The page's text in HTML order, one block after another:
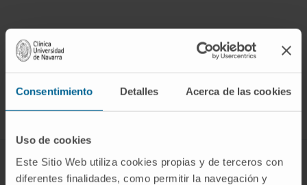
Consentimiento Detalles Acerca de las cookies
Uso de cookies
Este Sitio Web utiliza cookies propias y de terceros con
diferentes finalidades, como permitir la navegación y
¡Únete a nuestra comunidad!
ENFERMEDADES Y TRATAMIENTOS